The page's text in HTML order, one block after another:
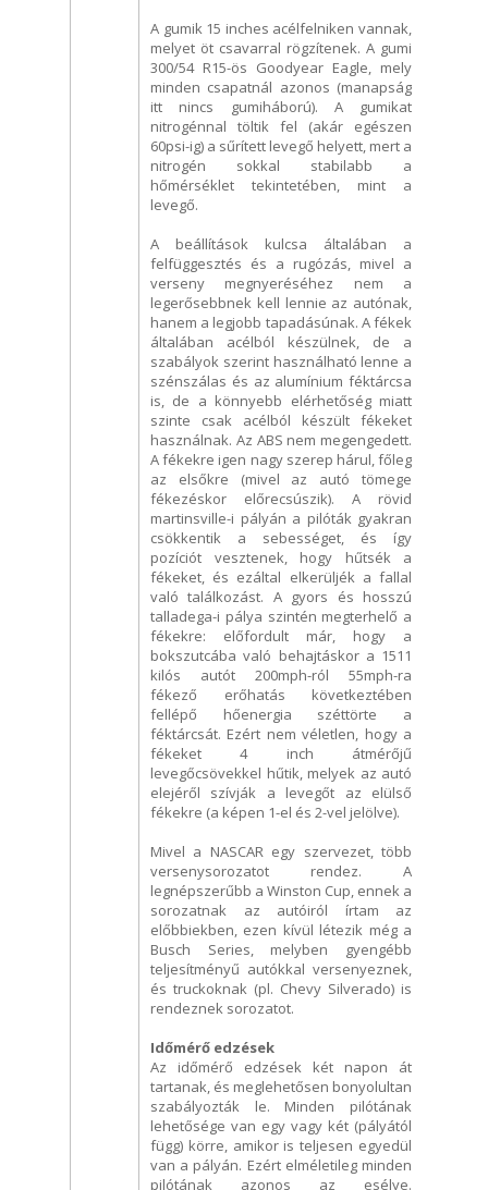
A gumik 15 inches acélfelniken vannak,
melyet öt csavarral rögzítenek. A gumi
300/54 R15-ös Goodyear Eagle, mely
minden csapatnál azonos (manapság
itt nincs gumiháború). A gumikat
nitrogénnal töltik fel (akár egészen
60psi-ig) a sűrített levegő helyett, mert a
nitrogén sokkal stabilabb a
hőmérséklet tekintetében, mint a
levegő.
A beállítások kulcsa általában a
felfüggesztés és a rugózás, mivel a
verseny megnyeréséhez nem a
legerősebbnek kell lennie az autónak,
hanem a legjobb tapadásúnak. A fékek
általában acélból készülnek, de a
szabályok szerint használható lenne a
szénszálas és az alumínium féktárcsa
is, de a könnyebb elérhetőség miatt
szinte csak acélból készült fékeket
használnak. Az ABS nem megengedett.
A fékekre igen nagy szerep hárul, főleg
az elsőkre (mivel az autó tömege
fékezéskor előrecsúszik). A rövid
martinsville-i pályán a pilóták gyakran
csökkentik a sebességet, és így
pozíciót vesztenek, hogy hűtsék a
fékeket, és ezáltal elkerüljék a fallal
való találkozást. A gyors és hosszú
talladega-i pálya szintén megterhelő a
fékekre: előfordult már, hogy a
bokszutcába való behajtáskor a 1511
kilós autót 200mph-ról 55mph-ra
fékező erőhatás következtében
fellépő hőenergia széttörte a
féktárcsát. Ezért nem véletlen, hogy a
fékeket 4 inch átmérőjű
levegőcsövekkel hűtik, melyek az autó
elejéről szívják a levegőt az elülső
fékekre (a képen 1-el és 2-vel jelölve).
Mivel a NASCAR egy szervezet, több
versenysorozatot rendez. A
legnépszerűbb a Winston Cup, ennek a
sorozatnak az autóiról írtam az
előbbiekben, ezen kívül létezik még a
Busch Series, melyben gyengébb
teljesítményű autókkal versenyeznek,
és truckoknak (pl. Chevy Silverado) is
rendeznek sorozatot.
Időmérő edzések
Az időmérő edzések két napon át
tartanak, és meglehetősen bonyolultan
szabályozták le. Minden pilótának
lehetősége van egy vagy két (pályától
függ) körre, amikor is teljesen egyedül
van a pályán. Ezért elméletileg minden
pilótának azonos az esélye.